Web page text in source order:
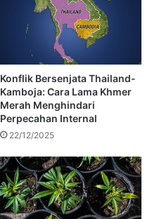
Konflik Bersenjata Thailand-
Kamboja: Cara Lama Khmer
Merah Menghindari
Perpecahan Internal
22/12/2025